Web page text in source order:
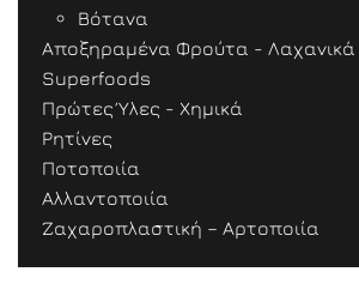
Βότανα
Αποξηραμένα Φρούτα - Λαχανικά
Superfoods
Πρώτες Ύλες - Χημικά
Ρητίνες
Ποτοποιία
Αλλαντοποιία
Ζαχαροπλαστική – Αρτοποιία